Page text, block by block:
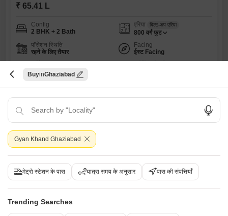
₹ 65.41 L
Config
2 BHK + 2 Bath
एरिया बिल्ट-अप एरिया
800 वर्ग फुट
पॉसेशन स्थिति
रहने के लिए तैयार
Facing
ईस्ट Facing
1 Covered + 1 Open
4
2 बीएचके बिल्डर फ्लोर बिक्री के लिए - ज्ञान खण्ड इंडिया, ग़ाज़ियाबाद
Buy Ghaziabad
Gyan Khand Ghaziabad
मेट्रो स्टेशन के पास यात्रा समय के अनुसार पास की संपत्तियाँ
Trending Searches